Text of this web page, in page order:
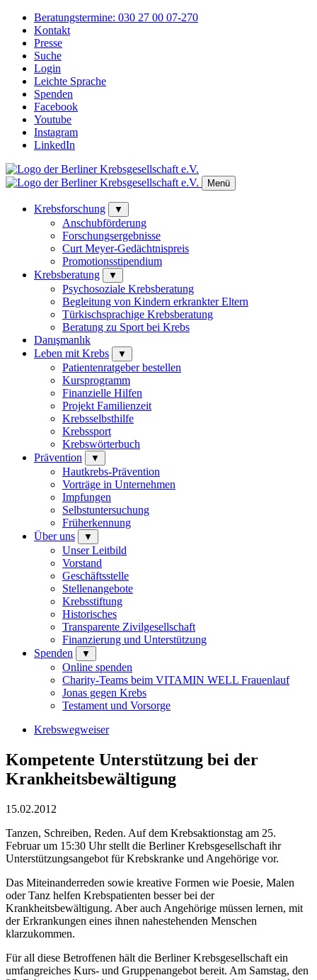
Beratungstermine: 030 27 00 07-270
Kontakt
Presse
Suche
Login
Leichte Sprache
Spenden
Facebook
Youtube
Instagram
LinkedIn
Menü
Krebsforschung ▼
Anschubförderung
Forschungsergebnisse
Curt Meyer-Gedächtnispreis
Promotionsstipendium
Krebsberatung
▼
Psychosoziale Krebsberatung
Begleitung von Kindern erkrankter Eltern
Türkischsprachige Krebsberatung
Beratung zu Sport bei Krebs
Danışmanlık
Leben mit Krebs
▼
Patientenratgeber bestellen
Kursprogramm
Finanzielle Hilfen
Projekt Familienzeit
Krebsselbsthilfe
Krebssport
Krebswörterbuch
Prävention
▼
Hautkrebs-Prävention
Vorträge in Unternehmen
Impfungen
Selbstuntersuchung
Früherkennung
Über uns
▼
Unser Leitbild
Vorstand
Geschäftsstelle
Stellenangebote
Krebsstiftung
Historisches
Transparente Zivilgesellschaft
Finanzierung und Unterstützung
Spenden
▼
Online spenden
Charity-Teams beim VITAMIN WELL Frauenlauf
Jonas gegen Krebs
Testament und Vorsorge
Krebswegweiser
Kompetente Unterstützung bei der
Krankheitsbewältigung
15.02.2012
Tanzen, Schreiben, Reden. Auf dem Krebsaktionstag am 25.
Februar um 15:30 Uhr stellt die Berliner Krebsgesellschaft ihr
Unterstützungsangebot für Krebskranke und Angehörige vor.
Das Miteinanderreden sowie kreative Formen wie Poesie, Malen
oder Tanz helfen Krebspatienten besser bei der
Krankheitsbewältigung. Aber auch Angehörige müssen lernen, mit
der Erkrankungen eines ihnen nahestehenden Menschen
klarzukommen.
Für all diese Betroffenen hält die Berliner Krebsgesellschaft ein
umfangreiches Kurs- und Gruppenangebot bereit. Am Samstag, den